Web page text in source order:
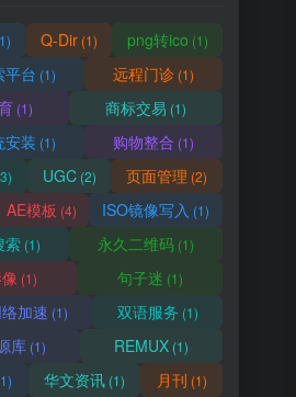
Q-Dir (1) png转ico (1)
平台 (1) 远程门诊 (1)
(1) 商标交易 (1)
安装 (1) 购物整合 (1)
UGC(2) 页面管理 (2)
AE模板 (4) ISO镜像写入 (1)
索 (1) 永久二维码 (1)
(1) 句子迷 (1)
加速 (1) 双语服务 (1)
库 (1) REMUX (1)
华文资讯 (1) 月刊 (1)